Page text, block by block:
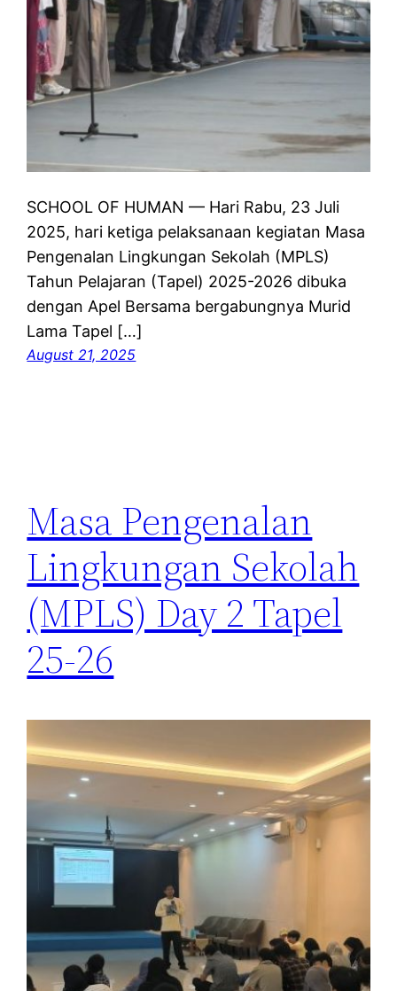
SCHOOL OF HUMAN — Hari Rabu, 23 Juli
2025, hari ketiga pelaksanaan kegiatan Masa
Pengenalan Lingkungan Sekolah (MPLS)
Tahun Pelajaran (Tapel) 2025-2026 dibuka
dengan Apel Bersama bergabungnya Murid
Lama Tapel […]
August 21, 2025
Masa Pengenalan
Lingkungan Sekolah
(MPLS) Day 2 Tapel
25-26